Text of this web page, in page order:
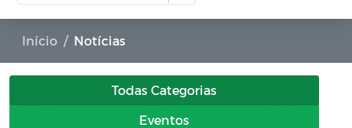
Início Notícias
Todas Categorias
Eventos